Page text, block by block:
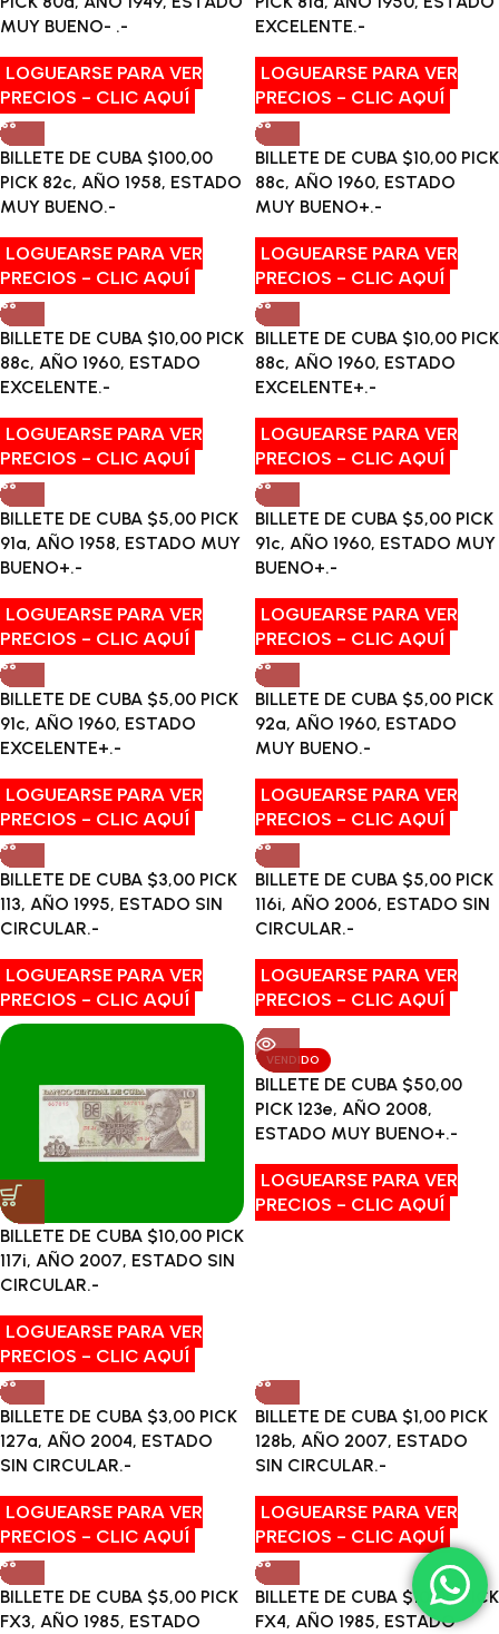
MUY BUENO- .-
LOGUEARSE PARA VER
PRECIOS - CLIC AQUÍ
EXCELENTE.-
LOGUEARSE PARA VER
PRECIOS - CLIC AQUÍ
BILLETE DE CUBA $100,00
PICK 82c, AÑO 1958, ESTADO
MUY BUENO.-
LOGUEARSE PARA VER
PRECIOS - CLIC AQUÍ
BILLETE DE CUBA $10,00 PICK
88c, AÑO 1960, ESTADO
MUY BUENO+.-
LOGUEARSE PARA VER
PRECIOS - CLIC AQUÍ
BILLETE DE CUBA $10,00 PICK
88c, AÑO 1960, ESTADO
EXCELENTE.-
LOGUEARSE PARA VER
PRECIOS - CLIC AQUÍ
BILLETE DE CUBA $10,00 PICK
88c, AÑO 1960, ESTADO
EXCELENTE+.-
LOGUEARSE PARA VER
PRECIOS - CLIC AQUÍ
BILLETE DE CUBA $5,00 PICK
91a, AÑO 1958, ESTADO MUY
BUENO+.-
LOGUEARSE PARA VER
PRECIOS - CLIC AQUÍ
BILLETE DE CUBA $5,00 PICK
91c, AÑO 1960, ESTADO MUY
BUENO+.-
LOGUEARSE PARA VER
PRECIOS - CLIC AQUÍ
BILLETE DE CUBA $5,00 PICK
91c, AÑO 1960, ESTADO
EXCELENTE+.-
LOGUEARSE PARA VER
PRECIOS - CLIC AQUÍ
BILLETE DE CUBA $5,00 PICK
92a, AÑO 1960, ESTADO
MUY BUENO.-
LOGUEARSE PARA VER
PRECIOS - CLIC AQUÍ
BILLETE DE CUBA $3,00 PICK
113, AÑO 1995, ESTADO SIN
CIRCULAR.-
LOGUEARSE PARA VER
PRECIOS - CLIC AQUÍ
BILLETE DE CUBA $5,00 PICK
116i, AÑO 2006, ESTADO SIN
CIRCULAR.-
LOGUEARSE PARA VER
PRECIOS - CLIC AQUÍ
BILLETE DE CUBA $10,00 PICK
117i, AÑO 2007, ESTADO SIN
CIRCULAR.-
LOGUEARSE PARA VER
PRECIOS - CLIC AQUÍ
VENDIDO
BILLETE DE CUBA $50,00
PICK 123e, AÑO 2008,
ESTADO MUY BUENO+.-
LOGUEARSE PARA VER
PRECIOS - CLIC AQUÍ
BILLETE DE CUBA $3,00 PICK
127a, AÑO 2004, ESTADO
SIN CIRCULAR.-
LOGUEARSE PARA VER
PRECIOS - CLIC AQUÍ
BILLETE DE CUBA $1,00 PICK
128b, AÑO 2007, ESTADO
SIN CIRCULAR.-
LOGUEARSE PARA VER
PRECIOS - CLIC AQUÍ
BILLETE DE CUBA $5,00 PICK
FX3, AÑO 1985, ESTADO
BILLETE DE CUBA $10,00 PICK
FX4, AÑO 1985, ESTADO